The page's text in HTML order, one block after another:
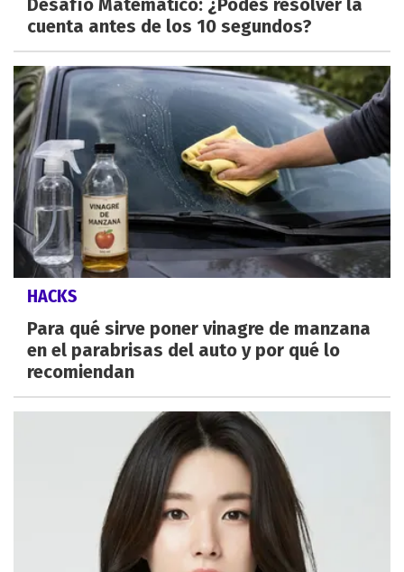
Desafío Matemático: ¿Podes resolver la
cuenta antes de los 10 segundos?
HACKS
Para qué sirve poner vinagre de manzana
en el parabrisas del auto y por qué lo
recomiendan